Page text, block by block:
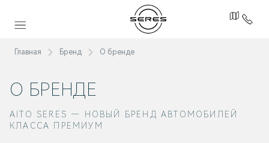
Главная Бренд О бренде
О БРЕНДЕ
AITO SERES — НОВЫЙ БРЕНД АВТОМОБИЛЕЙ
КЛАССА ПРЕМИУМ